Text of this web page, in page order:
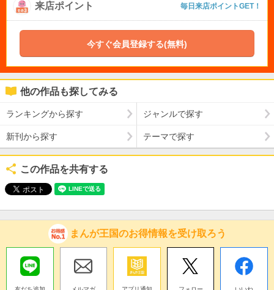
来店ポイント 毎日来店ポイントGET！
今すぐ会員登録する(無料)
他の作品も探してみる
ランキングから探す ジャンルで探す
新刊から探す テーマで探す
この作品を共有する
まんが王国のお得情報を受け取ろう